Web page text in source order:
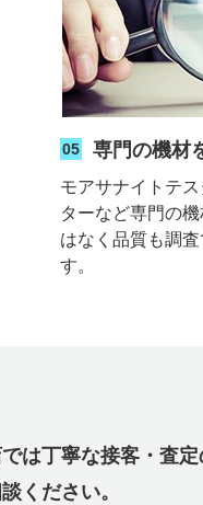
05 専門の機材
モアサナイトテ
ターなど専門の
はなく品質も調
す。
は丁寧な接客・査定
ください。